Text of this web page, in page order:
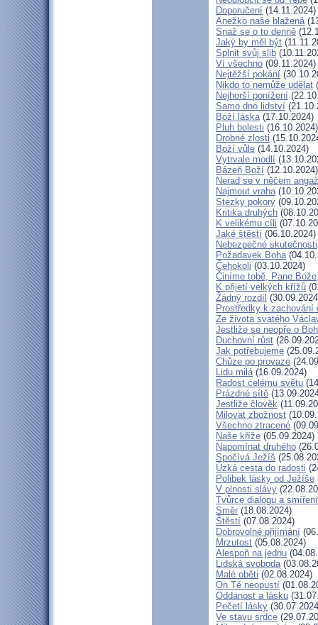
Doporučení (14.11.2024)
Anežko naše blažená
Snaž se o to denně
Jaký by měl být
Splnit svůj slib
Ví všechno (09.11.2024)
Nejtěžší pokání
Nikdo to nemůže udělat
Nejhorší ponížení
Samo dno lidství
Boží láska(17.10.2024)
Pluh bolesti (16.10.2024)
Drobné zlosti
Boží vůle (14.10.2024)
Vytrvale modlí
Bázeň Boží (12.10.2024)
Nerad se v něčem
Najmout vraha
Stezky pokory
Kritika druhých
K velikému cíli
Jaké štěstí (06.10.2024)
Nebezpečné skutečnosti
Požadavek Boha
Čehokoli (03.10.2024)
Činíme tobě, Pane
K přijetí velkých křížů
Žádný rozdíl
Prostředky k zachování
Ze života svatého
Jestliže se neopře o
Duchovní růst
Jak potřebujeme
Chůze po provaze
Lidu milá(16.09.2024)
Radost celému světu
Prázdné sítě
Jestliže člověk
Milovat zbožnost
Všechno ztracené
Naše kříže (05.09.2024)
Napomínat druhého
Spočívá Ježíš
Úzká cesta do radosti
Polibek lásky od Ježíše
V plnosti slávy
Tvůrce dialogu a smíření
Směr (18.08.2024)
Štěstí (07.08.2024)
Dobrovolné přijímání
Mrzutost (05.08.2024)
Alespoň na jednu
Lidská svoboda
Malé oběti (02.08.2024)
On Tě neopustí
Oddanost a lásku
Pečetí lásky
Ve stavu srdce